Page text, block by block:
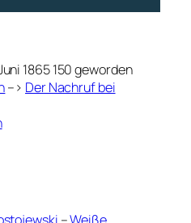
1865 150 geworden
–> Der Nachruf bei